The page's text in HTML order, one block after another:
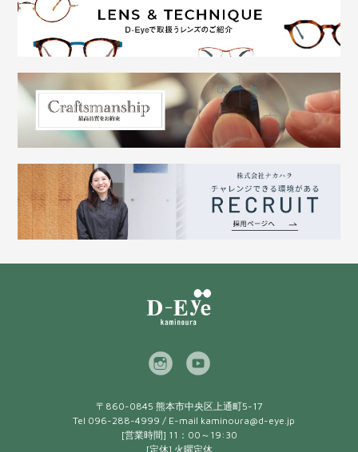
〒860-0845 熊本市中央区上通町5-17
Tel 096-288-4999 / E-mail kaminoura@d-eye.jp
[営業時間] 11：00～19:30
[定休] 火曜定休